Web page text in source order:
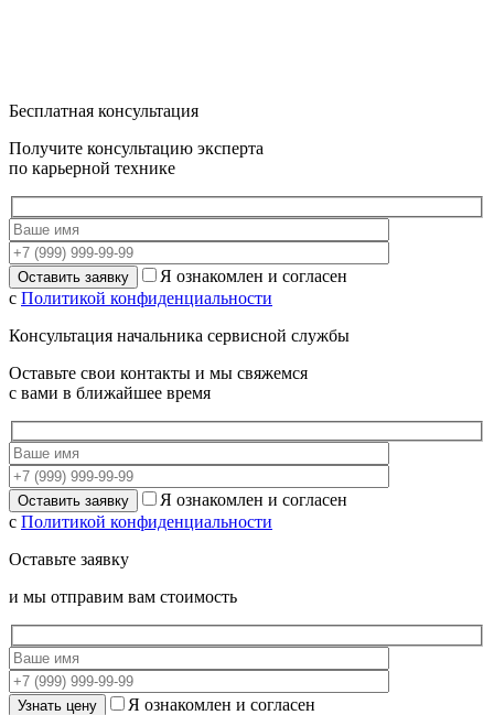
Бесплатная консультация
Получите консультацию эксперта
по карьерной технике
Я ознакомлен и согласен
с Политикой конфиденциальности
Консультация начальника сервисной службы
Оставьте свои контакты и мы свяжемся
с вами в ближайшее время
Я ознакомлен и согласен
с Политикой конфиденциальности
Оставьте заявку
и мы отправим вам стоимость
Я ознакомлен и согласен